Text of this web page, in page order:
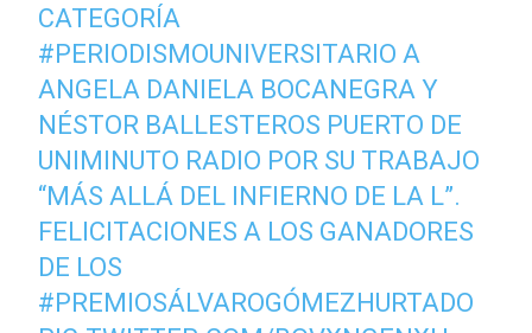
CATEGORÍA
#PERIODISMOUNIVERSITARIO A
ANGELA DANIELA BOCANEGRA Y
NÉSTOR BALLESTEROS PUERTO DE
UNIMINUTO RADIO POR SU TRABAJO
“MÁS ALLÁ DEL INFIERNO DE LA L”.
FELICITACIONES A LOS GANADORES
DE LOS
#PREMIOSÁLVAROGÓMEZHURTADO